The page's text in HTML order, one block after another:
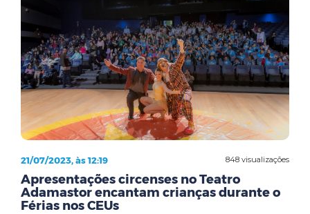
848 visualizações
21/07/2023, às 12:19
Apresentações circenses no Teatro
Adamastor encantam crianças durante o
Férias nos CEUs